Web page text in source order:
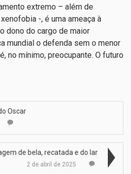
extremo – além de
-, é uma ameaça à
dono do cargo de maior
mundial o defenda sem o menor
no mínimo, preocupante. O futuro
Oscar
de bela, recatada e do lar
2 de abril de 2025